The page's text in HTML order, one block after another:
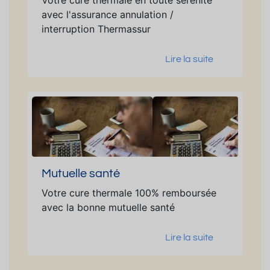
avec l'assurance annulation /
interruption Thermassur
Lire la suite
Mutuelle santé
Votre cure thermale 100% remboursée
avec la bonne mutuelle santé
Lire la suite